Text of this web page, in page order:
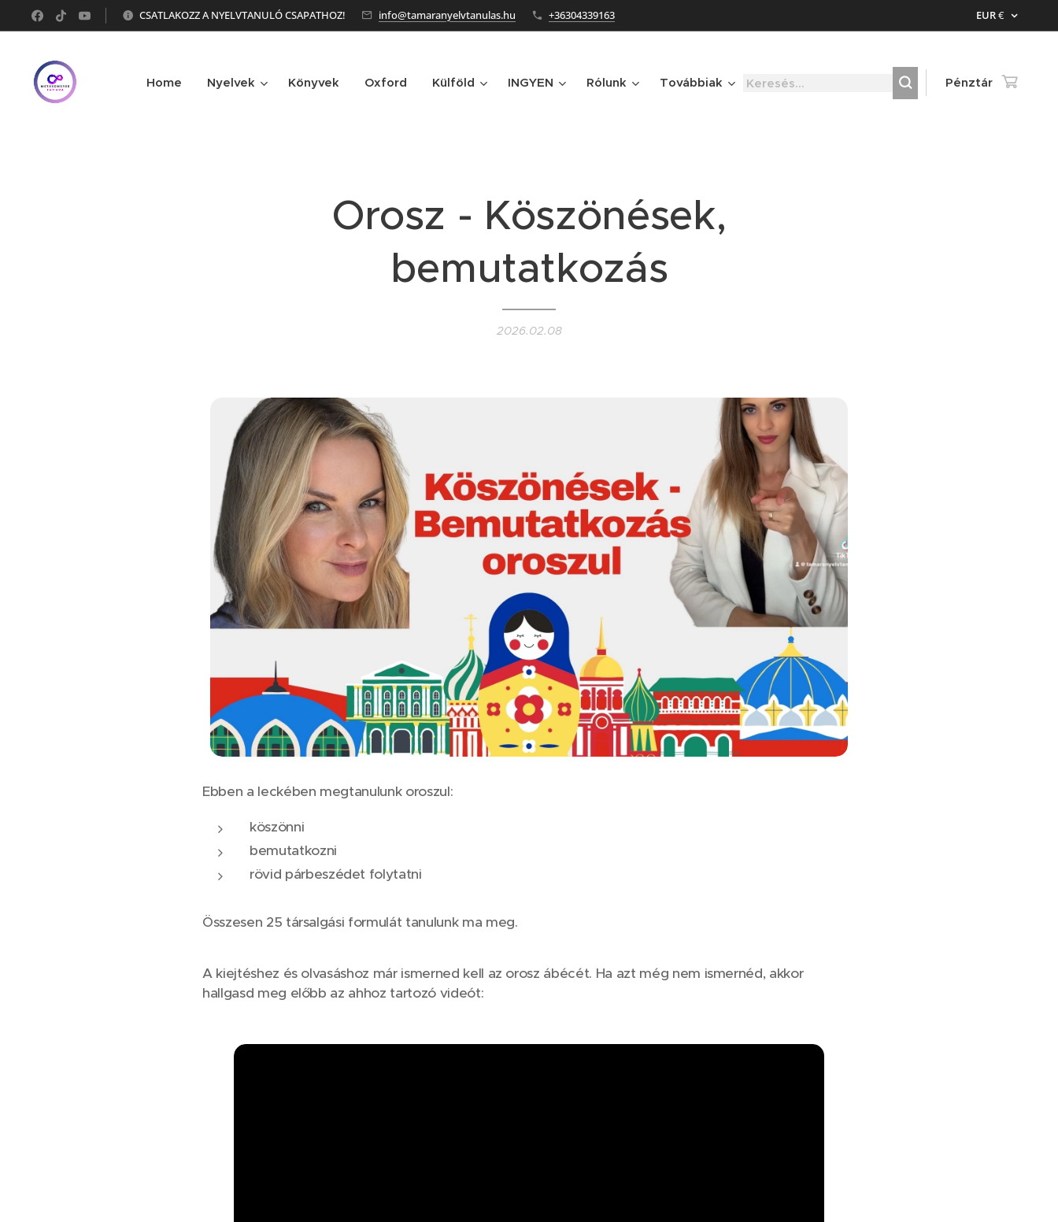
CSATLAKOZZ A NYELVTANULÓ CSAPATHOZ! info@tamaranyelvtanulas.hu +36304339163 EUR€
Home Nyelvek Könyvek Oxford Külföld INGYEN Rólunk Továbbiak Pénztár
Orosz - Köszönések,
bemutatkozás
2026.02.08
Ebben a leckében megtanulunk oroszul:
köszönni
bemutatkozni
rövid párbeszédet folytatni
Összesen 25 társalgási formulát tanulunk ma meg.
A kiejtéshez és olvasáshoz már ismerned kell az orosz ábécét. Ha azt még nem ismernéd, akkor
hallgasd meg előbb az ahhoz tartozó videót: